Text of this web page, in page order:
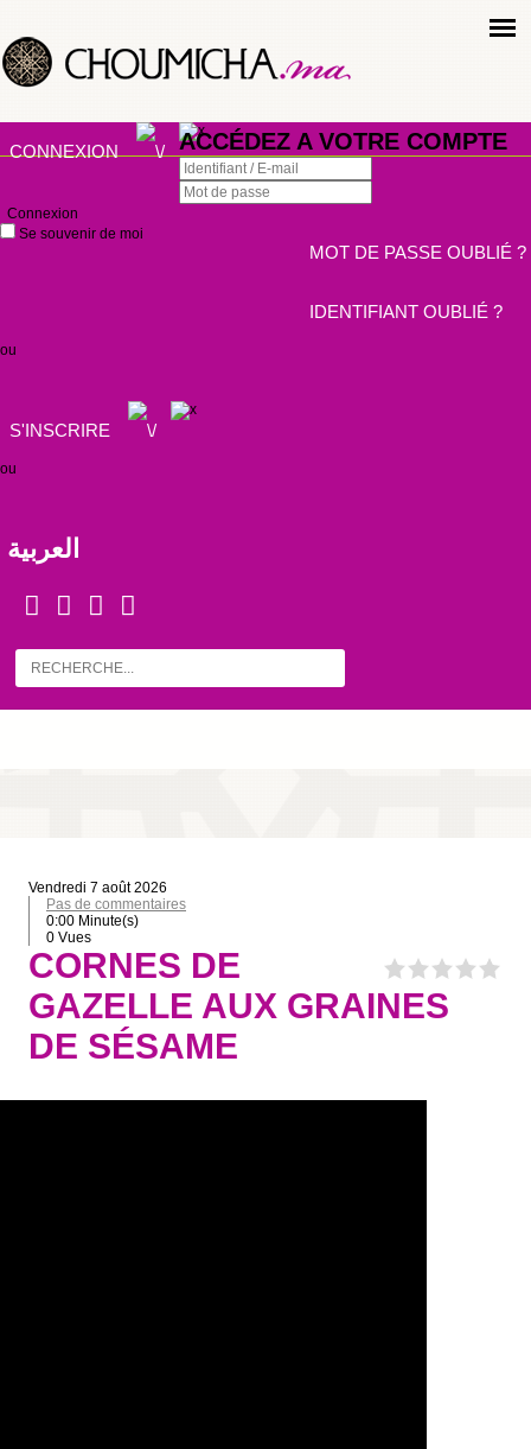
CONNEXION ACCÉDEZ A VOTRE COMPTE
Connexion
Se souvenir de moi
MOT DE PASSE OUBLIÉ ?
IDENTIFIANT OUBLIÉ ?
ou
S'INSCRIRE
ou
العربية
vendredi 7 août 2026
Pas de commentaires
0:00 Minute(s)
0 Vues
CORNES DE
GAZELLE AUX GRAINES
DE SÉSAME